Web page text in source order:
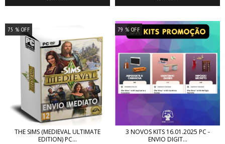
75 % OFF
THE SIMS (MEDIEVAL ULTIMATE
EDITION) PC...
79 % OFF
3 NOVOS KITS 16.01.2025 PC -
ENVIO DIGIT...